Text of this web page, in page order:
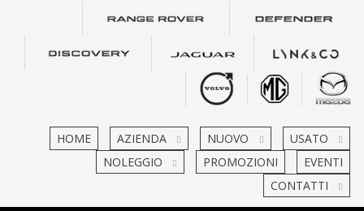
HOME AZIENDA NUOVO
USATO
NOLEGGIO
PROMOZIONI
EVENTI
CONTATTI